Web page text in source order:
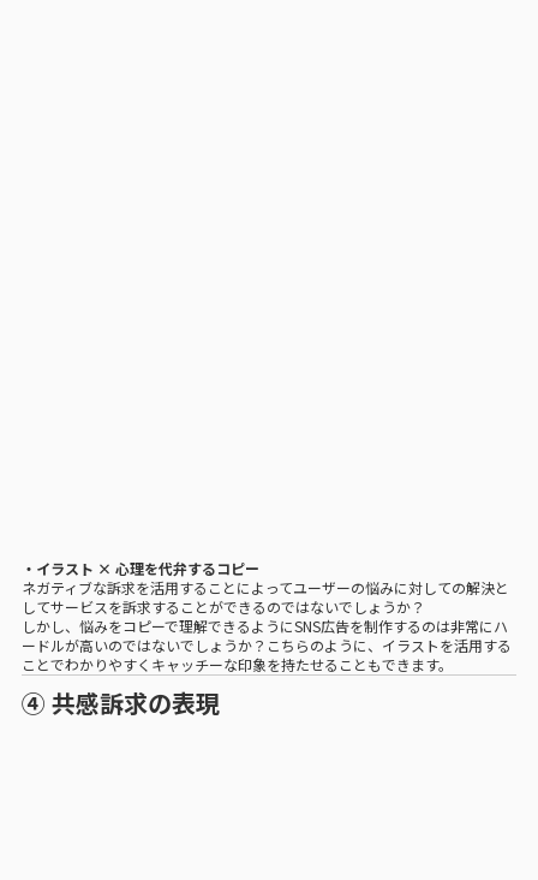
・イラスト × 心理を代弁するコピー
ネガティブな訴求を活用することによってユーザーの悩みに対しての解決と
してサービスを訴求することができるのではないでしょうか？
しかし、悩みをコピーで理解できるようにSNS広告を制作するのは非常にハ
ードルが高いのではないでしょうか？こちらのように、イラストを活用する
ことでわかりやすくキャッチーな印象を持たせることもできます。
④ 共感訴求の表現